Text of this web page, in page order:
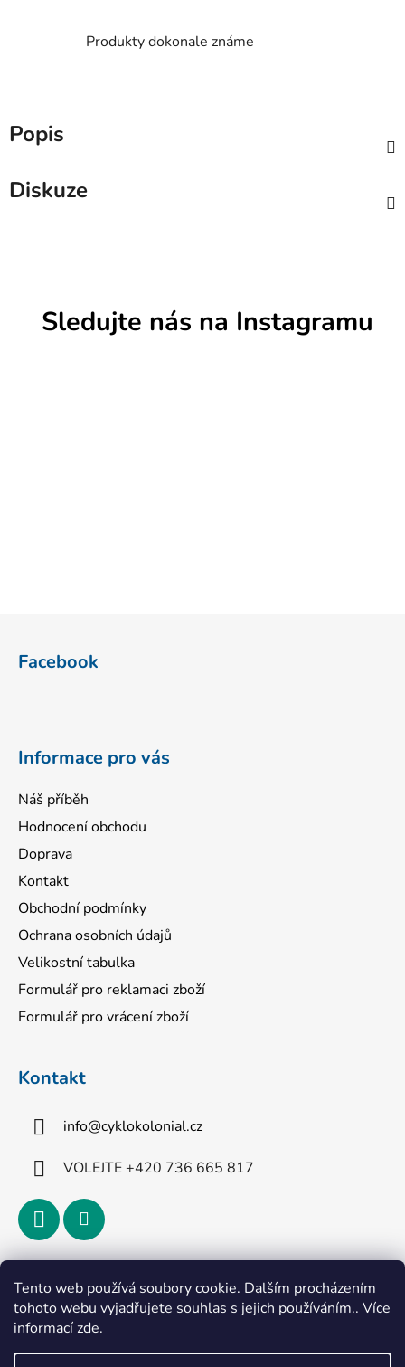
Tento web používá soubory cookie. Dalším procházením
tohoto webu vyjadřujete souhlas s jejich používáním.. Více
informacízde.
Produkty dokonale známe
Popis
Diskuze
Sledujte nás na Instagramu
Facebook
Informace pro vás
Náš příběh
Hodnocení obchodu
Doprava
Kontakt
Obchodní podmínky
Ochrana osobních údajů
Velikostní tabulka
Formulář pro reklamaci zboží
Formulář pro vrácení zboží
Kontakt
info@cyklokolonial.cz
VOLEJTE +420 736 665 817
Přijímáme online platby